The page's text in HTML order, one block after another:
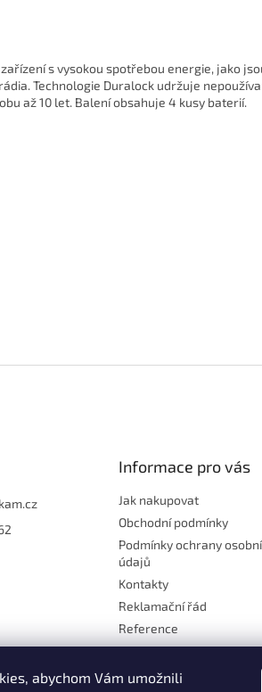
abychom Vám umožnili
s vysokou spotřebou energie, jako
Technologie Duralock udržuje
až 10 let. Balení obsahuje 4 kusy baterií.
Informace pro vás
Jak nakupovat
Obchodní podmínky
Podmínky ochrany
údajů
Kontakty
Reklamační řád
Reference
Doprava
Platby